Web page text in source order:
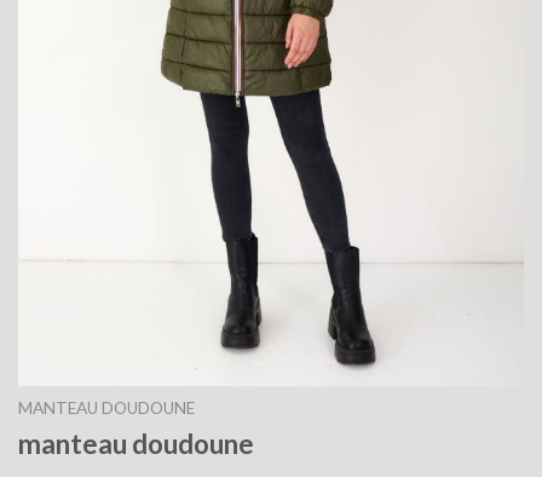
MANTEAU DOUDOUNE
manteau doudoune